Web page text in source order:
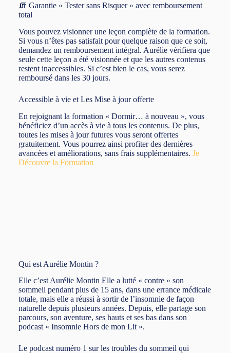
🧯 Garantie « Tester sans Risquer » avec remboursement
total
Vous pouvez visionner une leçon complète de la formation.
Si vous n’êtes pas satisfait pour quelque raison que ce soit,
demandez un remboursement intégral. Aurélie vérifiera que
seule cette leçon a été visionnée et que les autres contenus
restent inaccessibles. Si c’est bien le cas, vous serez
remboursé dans les 30 jours.
Accessible à vie et Les Mise à jour offerte
En rejoignant la formation « Dormir… à nouveau », vous
bénéficiez d’un accès à vie à tous les contenus. De plus,
toutes les mises à jour futures vous seront offertes
gratuitement. Vous pourrez ainsi profiter des dernières
avancées et améliorations, sans frais supplémentaires. Je
Découvre la Formation
Qui est Aurélie Montin ?
Elle c’est Aurélie Montin Elle a lutté « contre » son
sommeil pendant plus de 15 ans, dans une errance médicale
totale, mais elle a réussi à sortir de l’insomnie de façon
naturelle depuis plusieurs années. Depuis, elle partage son
parcours, son aventure, ses hauts et ses bas dans son
podcast « Insomnie Hors de mon Lit ».
Le podcast numéro 1 sur les troubles du sommeil qui